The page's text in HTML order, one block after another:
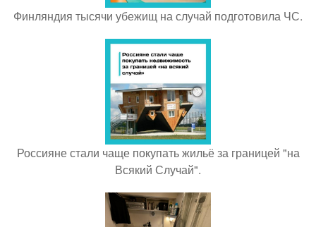
Финляндия тысячи убежищ на случай подготовила ЧС.
Россияне стали чаще покупать жильё за границей "на
Всякий Случай".